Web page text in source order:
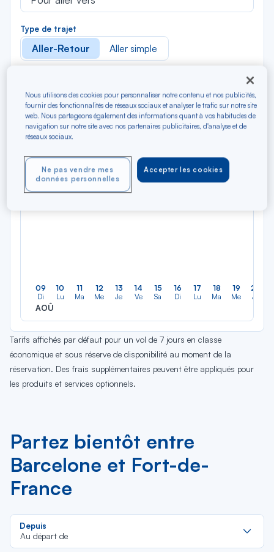
Type de trajet
Aller-Retour Aller simple
Précédent
AOÛ 2026
N/A*
Suivant
09
Di
AOÛ
10
Lu
11
Ma
12
Me
13
Je
14
Ve
15
Sa
16
Di
17
Lu
18
Ma
19
Me
20
Je
Tarifs affichés par défaut pour un vol de 7 jours en classe
économique et sous réserve de disponibilité au moment de la
réservation. Des frais supplémentaires peuvent être appliqués pour
les produits et services optionnels.
Partez bientôt entre
Barcelone et Fort-de-
France
Depuis
Au départ de
Nous utilisons des cookies pour personnaliser notre contenu et nos publicités,
fournir des fonctionnalités de réseaux sociaux et analyser le trafic sur notre site
web. Nous partageons également des informations quant à vos habitudes de
navigation sur notre site avec nos partenaires publicitaires, d'analyse et de
réseaux sociaux.
Accepter les cookies
Ne pas vendre mes
données personnelles